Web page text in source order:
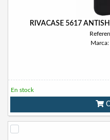
RIVACASE 5617
Marca:
En stock